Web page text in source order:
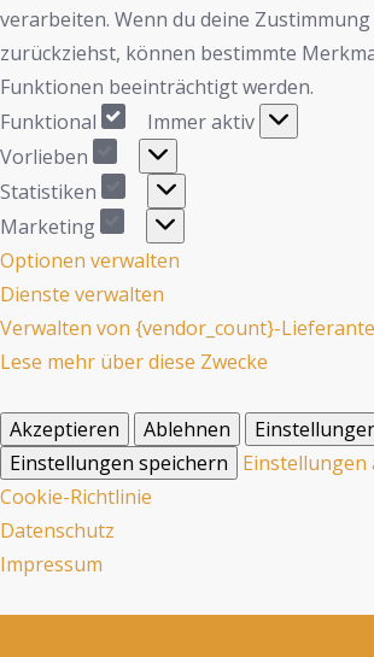
verarbeiten. Wenn du deine
zurückziehst, können bestimmte
Funktionen beeinträchtigt werden.
Funktional
Immer aktiv
Vorlieben
Statistiken
Marketing
Optionen verwalten
Dienste verwalten
Verwalten von {vendor_count}-
Lese mehr über diese Zwecke
Akzeptieren Ablehnen
Einstellungen speichern
Einstellungen
Cookie-Richtlinie
Datenschutz
Impressum